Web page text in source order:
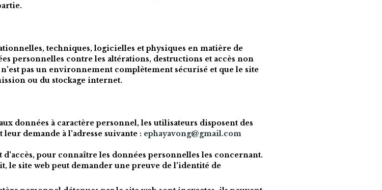
techniques, logicielles et physiques en matière de
personnelles contre les altérations, destructions et accès non
pas un environnement complètement sécurisé et que le site
ou du stockage internet.
données à caractère personnel, les utilisateurs disposent des
demande à l'adresse suivante : ephayavong@gmail.com
pour connaître les données personnelles les concernant.
le site web peut demander une preuve de l'identité de